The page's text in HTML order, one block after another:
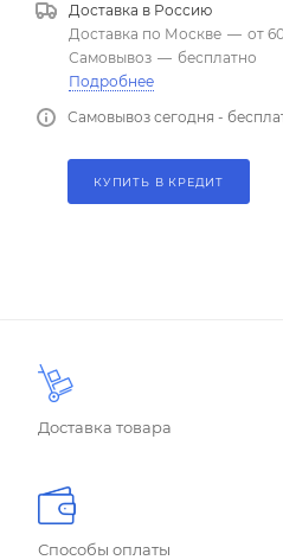
Доставка в Россию
Доставка по Москве — от
Самовывоз — бесплатно
Подробнее
Самовывоз сегодня -
КУПИТЬ В КРЕДИТ
Доставка товара
Способы оплаты